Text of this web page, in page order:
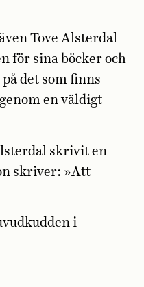
Tove Alsterdal
för sina böcker och
det som finns
en väldigt
skrivit en
skriver: »Att
i